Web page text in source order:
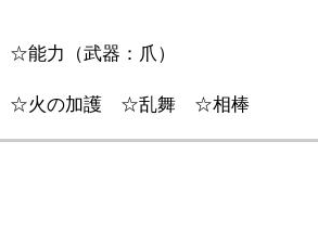
☆能力（武器：爪）
☆火の加護 ☆乱舞 ☆相棒